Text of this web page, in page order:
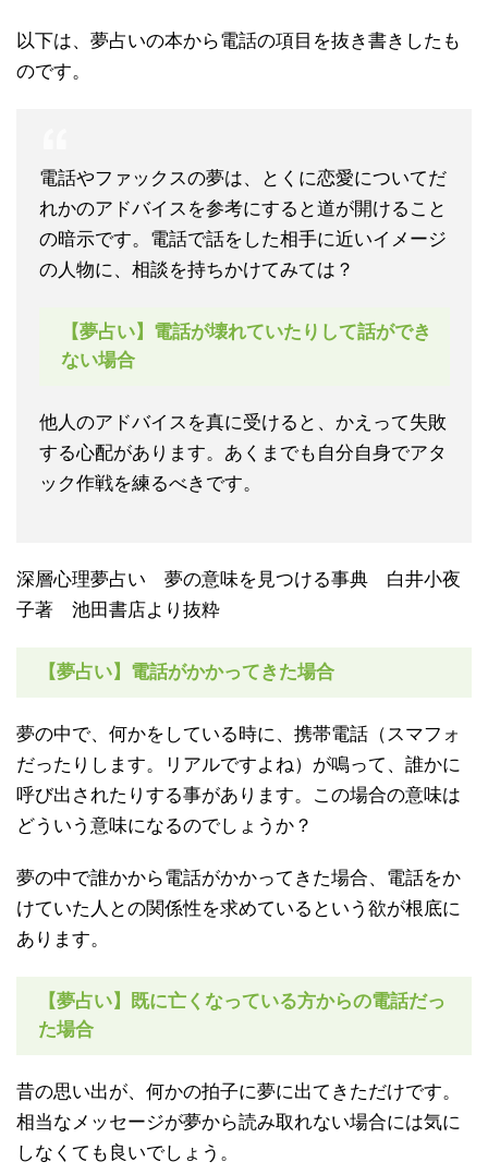
以下は、夢占いの本から電話の項目を抜き書きしたも
のです。
電話やファックスの夢は、とくに恋愛についてだ
れかのアドバイスを参考にすると道が開けること
の暗示です。電話で話をした相手に近いイメージ
の人物に、相談を持ちかけてみては？
【夢占い】電話が壊れていたりして話ができ
ない場合
他人のアドバイスを真に受けると、かえって失敗
する心配があります。あくまでも自分自身でアタ
ック作戦を練るべきです。
深層心理夢占い 夢の意味を見つける事典 白井小夜
子著 池田書店より抜粋
【夢占い】電話がかかってきた場合
夢の中で、何かをしている時に、携帯電話（スマフォ
だったりします。リアルですよね）が鳴って、誰かに
呼び出されたりする事があります。この場合の意味は
どういう意味になるのでしょうか？
夢の中で誰かから電話がかかってきた場合、電話をか
けていた人との関係性を求めているという欲が根底に
あります。
【夢占い】既に亡くなっている方からの電話だっ
た場合
昔の思い出が、何かの拍子に夢に出てきただけです。
相当なメッセージが夢から読み取れない場合には気に
しなくても良いでしょう。